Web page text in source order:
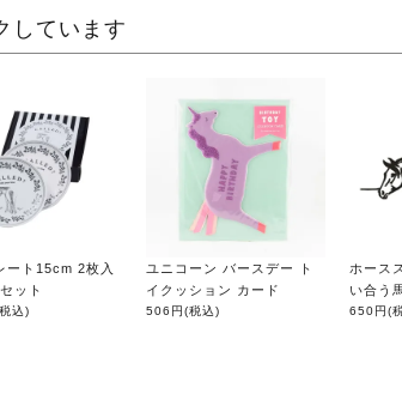
しています
ート15cm 2枚入
ット
込)
ユニコーン バースデー ト
イクッション カード
506円(税込)
ホース
い合う
650円(